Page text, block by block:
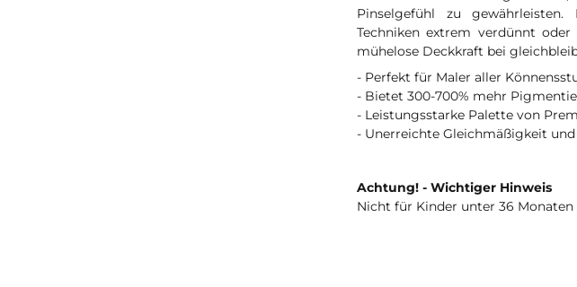
Pinselgefühl zu
Techniken extrem verdünnt
mühelose Deckkraft bei
- Perfekt für Maler aller
- Bietet 300-700% mehr
- Leistungsstarke Palette von
- Unerreichte Gleichmäßigkeit
Achtung! - Wichtiger Hinweis
Nicht für Kinder unter 36